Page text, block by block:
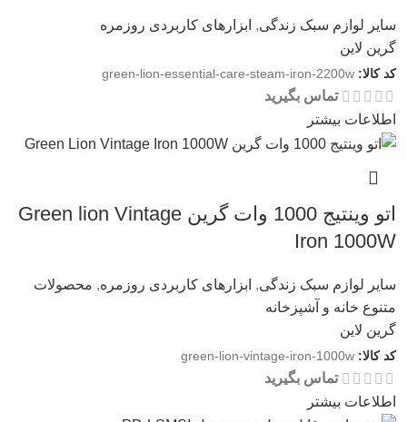
سایر لوازم سبک زندگی, ابزارهای کاربردی روزمره
گرین لاین
کد کالا: green-lion-essential-care-steam-iron-2200w
تماس بگیرید
اطلاعات بیشتر
اتو وینتیج 1000 وات گرین Green lion Vintage
Iron 1000W
سایر لوازم سبک زندگی, ابزارهای کاربردی روزمره, محصولات
متنوع خانه و آشپزخانه
گرین لاین
کد کالا: green-lion-vintage-iron-1000w
تماس بگیرید
اطلاعات بیشتر